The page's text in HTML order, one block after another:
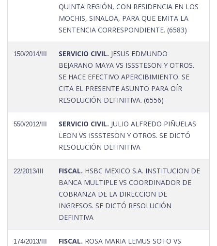
QUINTA REGIÓN, CON RESIDENCIA EN LOS
MOCHIS, SINALOA, PARA QUE EMITA LA
SENTENCIA CORRESPONDIENTE. (6583)
150/2014/III SERVICIO CIVIL. JESUS EDMUNDO
BEJARANO MAYA VS ISSSTESON Y OTROS.
SE HACE EFECTIVO APERCIBIMIENTO. SE
CITA EL PRESENTE ASUNTO PARA OÍR
RESOLUCIÓN DEFINITIVA. (6556)
550/2012/III SERVICIO CIVIL. JULIO ALFREDO PIÑUELAS
LEON VS ISSSTESON Y OTROS. SE DICTÓ
RESOLUCIÓN DEFINITIVA
22/2013/III FISCAL. HSBC MEXICO S.A. INSTITUCION DE
BANCA MULTIPLE VS COORDINADOR DE
COBRANZA DE LA DIRECCION DE
INGRESOS. SE DICTÓ RESOLUCIÓN
DEFINTIVA
174/2013/III FISCAL. ROSA MARIA LEMUS SOTO VS